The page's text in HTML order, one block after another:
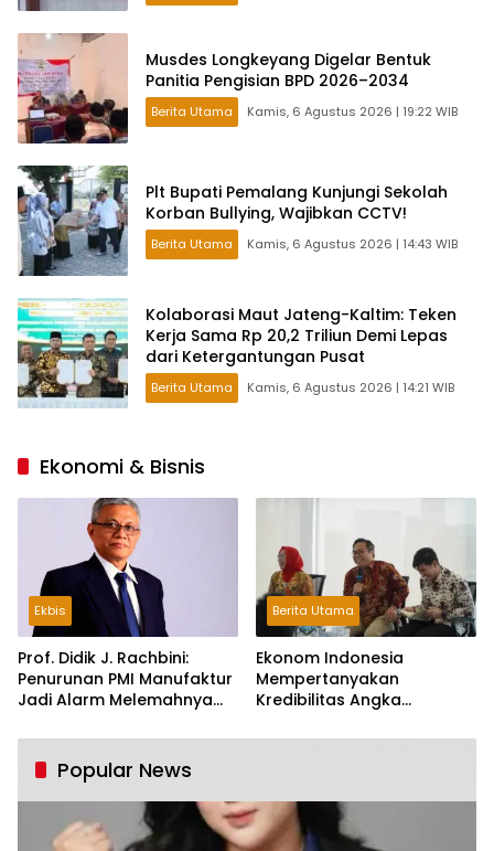
Musdes Longkeyang Digelar Bentuk
Panitia Pengisian BPD 2026–2034
Berita Utama Kamis, 6 Agustus 2026 | 19:22 WIB
Plt Bupati Pemalang Kunjungi Sekolah
Korban Bullying, Wajibkan CCTV!
Berita Utama Kamis, 6 Agustus 2026 | 14:43 WIB
Kolaborasi Maut Jateng-Kaltim: Teken
Kerja Sama Rp 20,2 Triliun Demi Lepas
dari Ketergantungan Pusat
Berita Utama Kamis, 6 Agustus 2026 | 14:21 WIB
Ekonomi & Bisnis
Ekbis
Prof. Didik J. Rachbini:
Penurunan PMI Manufaktur
Jadi Alarm Melemahnya
Berita Utama
Ekonom Indonesia
Mempertanyakan
Kredibilitas Angka
Tumbuh Tapi Rapuh
Popular News